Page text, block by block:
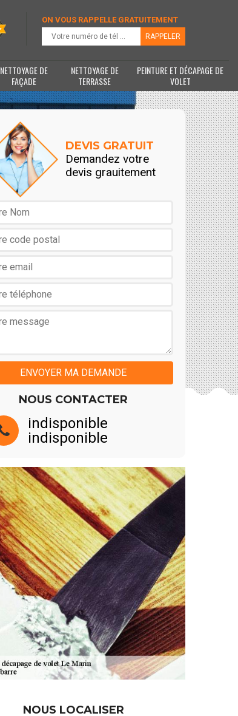
ON VOUS RAPPELLE GRATUITEMENT
NETTOYAGE DE
FAÇADE
NETTOYAGE DE
TERRASSE
PEINTURE ET DÉCAPAGE DE
VOLET
DEVIS GRATUIT
Demandez votre
devis grauitement
NOUS CONTACTER
indisponible
indisponible
NOUS LOCALISER